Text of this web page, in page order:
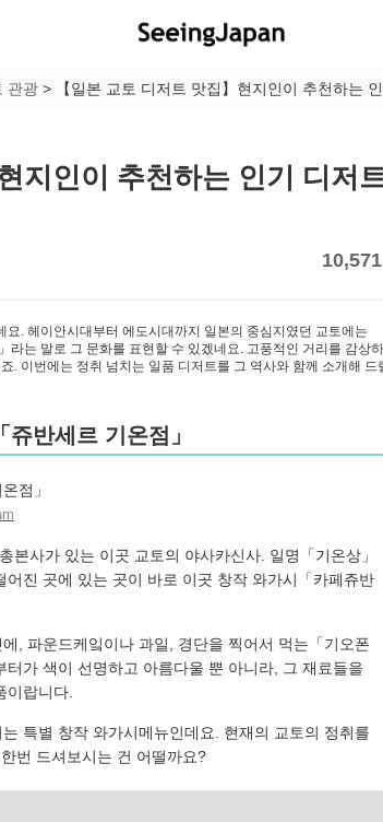
관광> 【일본 교토 디저트 맛집】현지인이 추천하는
지인이 추천하는 인기 디저
10,571
. 헤이안시대부터 에도시대까지 일본의 중심지였던 교토에는
라는 말로 그 문화를 표현할 수 있겠네요. 고풍적인 거리를 감상
. 이번에는 정취 넘치는 일품 디저트를 그 역사와 함께 소개해 드
반세르 기온점」
사가 있는 이곳 교토의 야사카신사. 일명「기온상」
진 곳에 있는 곳이 바로 이곳 창작 와가시「카페쥬반
, 파운드케잌이나 과일, 경단을 찍어서 먹는「기오폰
가 색이 선명하고 아름다울 뿐 아니라, 그 재료들을
이랍니다.
특별 창작 와가시메뉴인데요. 현재의 교토의 정취를
번 드셔보시는 건 어떨까요?